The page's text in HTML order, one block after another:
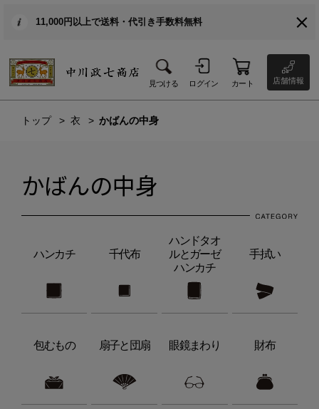
11,000円以上で送料・代引き手数料無料
見つける ログイン カート 店舗情報
トップ 衣 かばんの中身
かばんの中身
ハンカチ 千代布
ハンドタオ
ルとガーゼ
ハンカチ
手拭い
包むもの 扇子と団扇 眼鏡まわり 財布